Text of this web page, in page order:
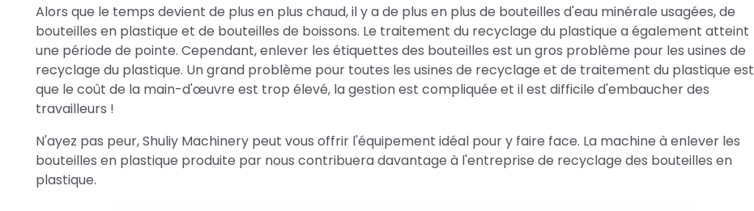
Alors que le temps devient de plus en plus chaud, il y a de plus en plus de bouteilles d'eau minérale usagées, de
bouteilles en plastique et de bouteilles de boissons. Le traitement du recyclage du plastique a également atteint
une période de pointe. Cependant, enlever les étiquettes des bouteilles est un gros problème pour les usines de
recyclage du plastique. Un grand problème pour toutes les usines de recyclage et de traitement du plastique est
que le coût de la main-d'œuvre est trop élevé, la gestion est compliquée et il est difficile d'embaucher des
travailleurs !
N'ayez pas peur, Shuliy Machinery peut vous offrir l'équipement idéal pour y faire face. La machine à enlever les
bouteilles en plastique produite par nous contribuera davantage à l'entreprise de recyclage des bouteilles en
plastique.